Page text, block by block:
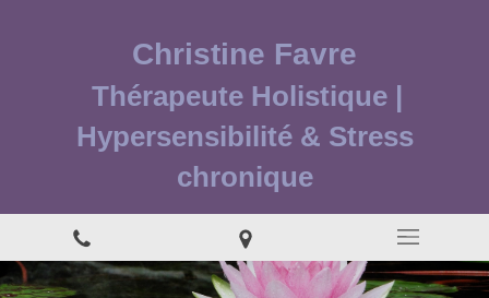
Christine Favre
Thérapeute Holistique |
Hypersensibilité & Stress
chronique